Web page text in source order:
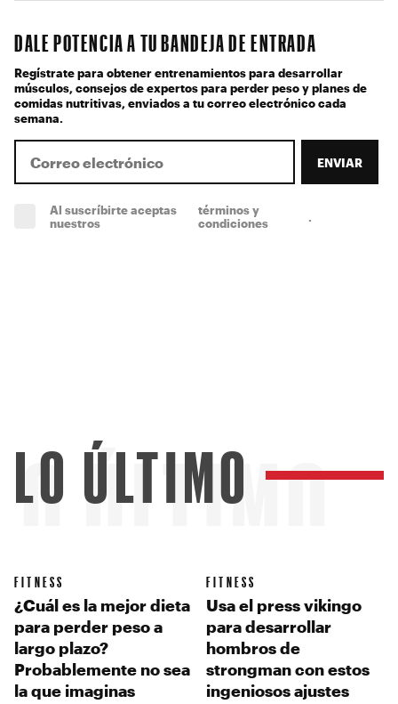
DALE POTENCIA A TU BANDEJA DE ENTRADA
Regístrate para obtener entrenamientos para desarrollar
músculos, consejos de expertos para perder peso y planes de
comidas nutritivas, enviados a tu correo electrónico cada
semana.
ENVIAR
Al suscríbirte aceptas
nuestros
términos y
condiciones
ÚLTIMO
LO ÚLTIMO
FITNESS
¿Cuál es la mejor dieta
para perder peso a
largo plazo?
Probablemente no sea
la que imaginas
FITNESS
Usa el press vikingo
para desarrollar
hombros de
strongman con estos
ingeniosos ajustes